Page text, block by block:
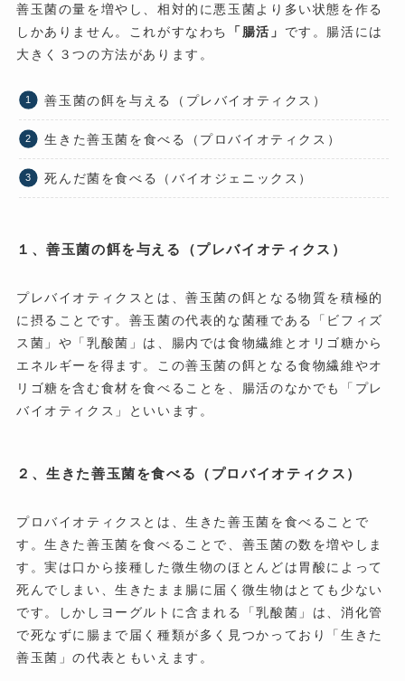
善玉菌の量を増やし、相対的に悪玉菌より多い状態を作る
しかありません。これがすなわち
「腸活」 です。腸活には
大きく３つの方法があります。
善玉菌の餌を与える（プレバイオティクス）
生きた善玉菌を食べる（プロバイオティクス）
死んだ菌を食べる（バイオジェニックス）
１、善玉菌の餌を与える（プレバイオティクス）
プレバイオティクスとは、善玉菌の餌となる物質を積極的
に摂ることです。善玉菌の代表的な菌種である「ビフィズ
ス菌」や「乳酸菌」は、腸内では食物繊維とオリゴ糖から
エネルギーを得ます。この善玉菌の餌となる食物繊維やオ
リゴ糖を含む食材を食べることを、腸活のなかでも「プレ
バイオティクス」といいます。
２、生きた善玉菌を食べる（プロバイオティクス）
プロバイオティクスとは、生きた善玉菌を食べることで
す。生きた善玉菌を食べることで、善玉菌の数を増やしま
す。実は口から接種した微生物のほとんどは胃酸によって
死んでしまい、生きたまま腸に届く微生物はとても少ない
です。しかしヨーグルトに含まれる「乳酸菌」は、消化管
で死なずに腸まで届く種類が多く見つかっており「生きた
善玉菌」の代表ともいえます。